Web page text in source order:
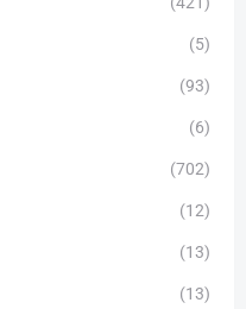
(5)
(93)
(6)
(702)
(12)
(13)
(13)